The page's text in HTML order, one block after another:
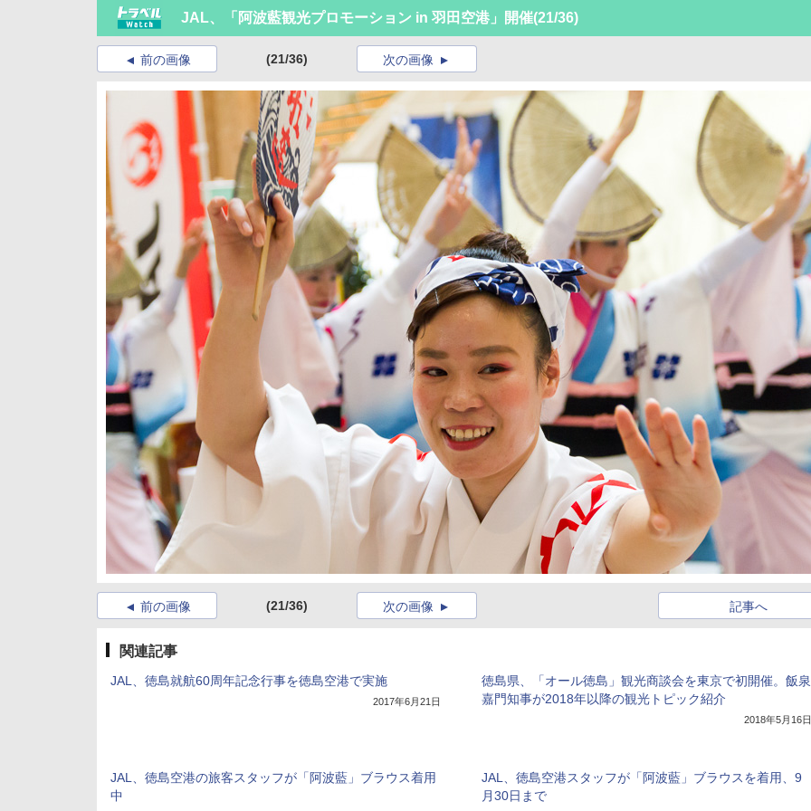
JAL、「阿波藍観光プロモーション in 羽田空港」開催(21/36)
前の画像 (21/36) 次の画像
前の画像 (21/36) 記事へ
次の画像
関連記事
JAL、徳島就航60周年記念行事を徳島空港で実施
2017年6月21日
徳島県、「オール徳島」観光商談会を東京で初開催。飯泉
嘉門知事が2018年以降の観光トピック紹介
2018年5月16日
JAL、徳島空港の旅客スタッフが「阿波藍」ブラウス着用
中
JAL、徳島空港スタッフが「阿波藍」ブラウスを着用、9
月30日まで